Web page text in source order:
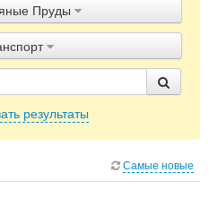
Блог
Пруды
результаты
Самые новые